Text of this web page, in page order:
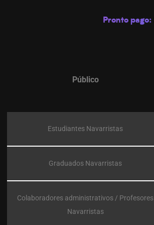
Pronto pago:
Público
Estudiantes Navarristas
Graduados Navarristas
Colaboradores administrativos / Profesores
Navarristas